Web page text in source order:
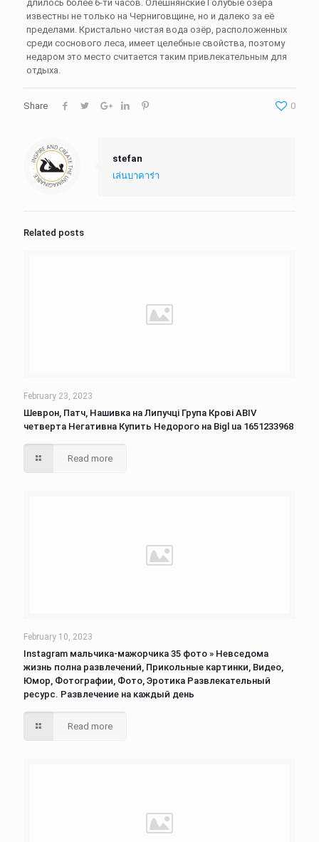
длилось более 6-ти часов. Олешнянские Голубые озёра
известны не только на Черниговщине, но и далеко за её
пределами. Кристально чистая вода озёр, расположенных
среди соснового леса, имеет целебные свойства, поэтому
недаром это место считается таким привлекательным для
отдыха.
Share 0
stefan
เล่นบาคาร่า
Related posts
February 23, 2023
Шеврон, Патч, Нашивка на Липучці Група Крові АВІV
четверта Негативна Купить Недорого на Bigl ua 1651233968
Read more
February 10, 2023
Instagram мальчика-мажорчика 35 фото » Невседома
жизнь полна развлечений, Прикольные картинки, Видео,
Юмор, Фотографии, Фото, Эротика Развлекательный
ресурс. Развлечение на каждый день
Read more